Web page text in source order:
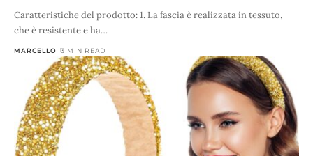
Caratteristiche del prodotto: 1. La fascia è realizzata in tessuto,
che è resistente e ha…
MARCELLO 3 MIN READ